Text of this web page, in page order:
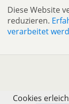
Diese Website
reduzieren.
verarbeitet
Cookies